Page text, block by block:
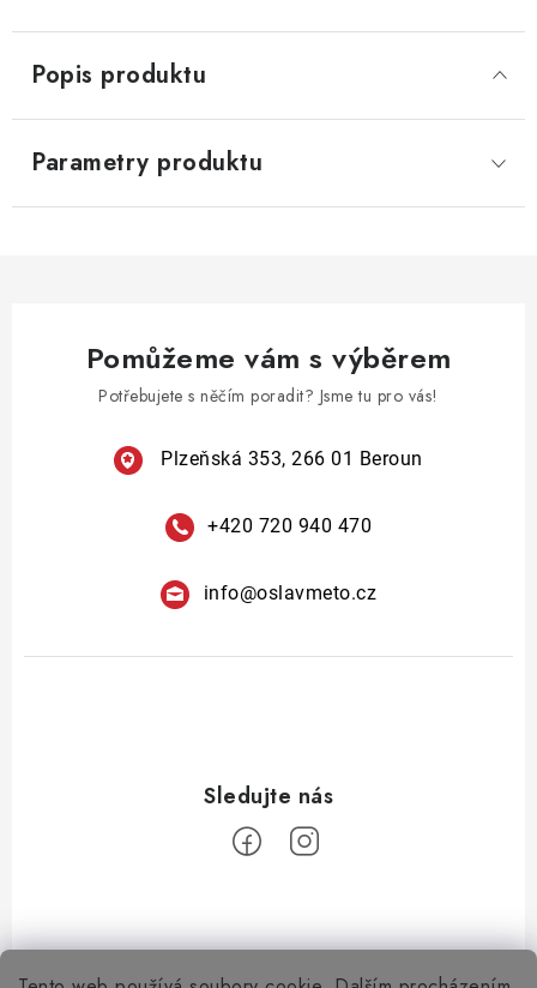
Popis produktu
Parametry produktu
Pomůžeme vám s výběrem
Potřebujete s něčím poradit? Jsme tu pro vás!
Plzeňská 353, 266 01 Beroun
+420 720 940 470
info@oslavmeto.cz